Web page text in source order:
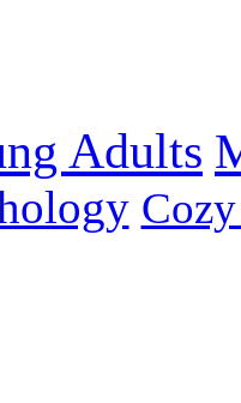
Adults